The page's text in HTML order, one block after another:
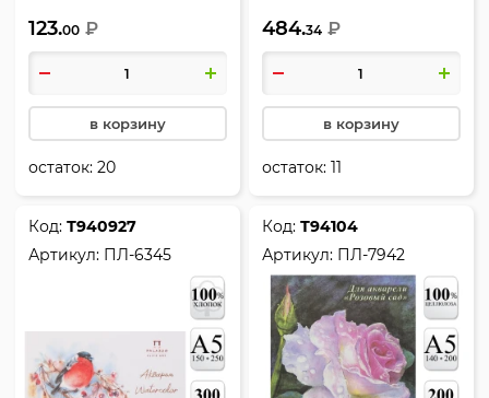
склейка, Лилия Холдинг,
ПЛ-5934
123.00 ₽
в корзину
остаток:20
склейка, цвет слоновая
кость, Лилия Холдинг,
ПЛ-8271
484.34 ₽
в корзину
остаток:11
Код:Т940927
Артикул: ПЛ-6345
Код:Т94104
Артикул: ПЛ-7942